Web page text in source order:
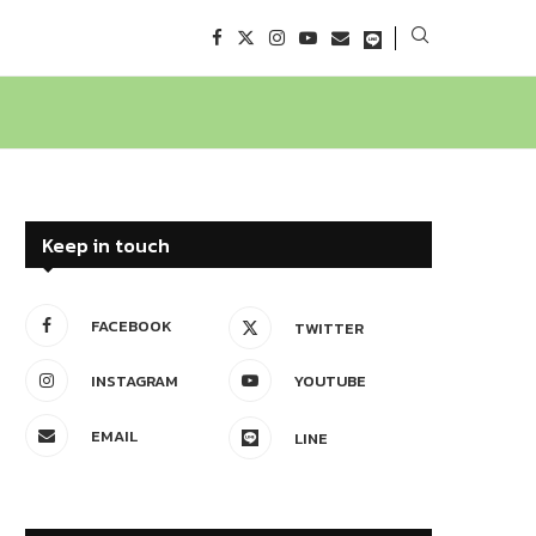
Keep in touch
FACEBOOK TWITTER
INSTAGRAM YOUTUBE
EMAIL LINE